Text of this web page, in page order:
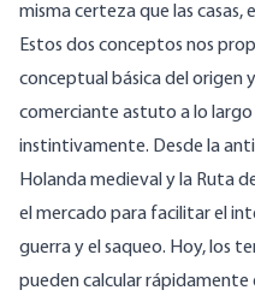
misma certeza que las casas,
Estos dos conceptos nos
conceptual básica del origen
comerciante astuto a lo largo
instintivamente. Desde la
Holanda medieval y la Ruta
el mercado para facilitar el
guerra y el saqueo. Hoy, los
pueden calcular rápidamente